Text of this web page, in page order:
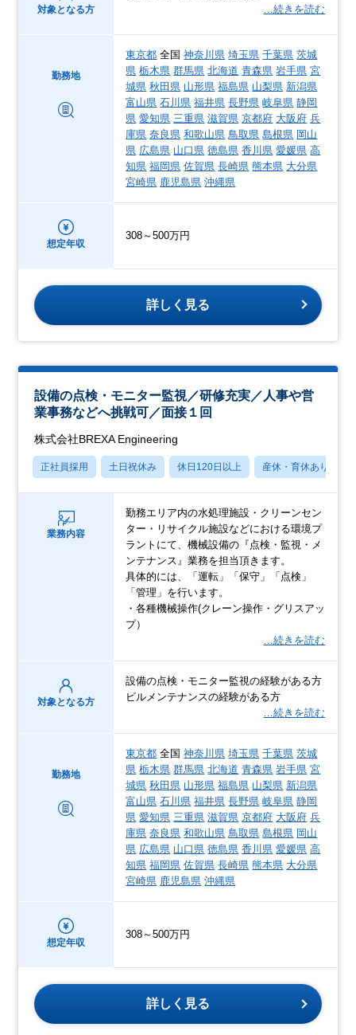
対象となる方
…続きを読む
勤務地
東京都 全国神奈川県 埼玉県 千葉県 茨城
県 栃木県 群馬県 北海道 青森県 岩手県 宮
城県 秋田県 山形県 福島県 山梨県 新潟県
富山県 石川県 福井県 長野県 岐阜県 静岡
県 愛知県 三重県 滋賀県 京都府 大阪府 兵
庫県 奈良県 和歌山県 鳥取県 島根県 岡山
県 広島県 山口県 徳島県 香川県 愛媛県 高
知県 福岡県 佐賀県 長崎県 熊本県 大分県
宮崎県 鹿児島県 沖縄県
想定年収
308～500万円
詳しく見る
設備の点検・モニター監視／研修充実／人事や営
業事務などへ挑戦可／面接１回
株式会社BREXA Engineering
正社員採用 土日祝休み 休日120日以上 産休・育休あり
業務内容
勤務エリア内の水処理施設・クリーンセン
ター・リサイクル施設などにおける環境プ
ラントにて、機械設備の『点検・監視・メ
ンテナンス』業務を担当頂きます。
具体的には、「運転」「保守」「点検」
「管理」を行います。
・各種機械操作(クレーン操作・グリスアッ
プ）
…続きを読む
対象となる方
設備の点検・モニター監視の経験がある方
ビルメンテナンスの経験がある方
…続きを読む
勤務地
東京都 全国神奈川県 埼玉県 千葉県 茨城
県 栃木県 群馬県 北海道 青森県 岩手県 宮
城県 秋田県 山形県 福島県 山梨県 新潟県
富山県 石川県 福井県 長野県 岐阜県 静岡
県 愛知県 三重県 滋賀県 京都府 大阪府 兵
庫県 奈良県 和歌山県 鳥取県 島根県 岡山
県 広島県 山口県 徳島県 香川県 愛媛県 高
知県 福岡県 佐賀県 長崎県 熊本県 大分県
宮崎県 鹿児島県 沖縄県
想定年収
308～500万円
詳しく見る